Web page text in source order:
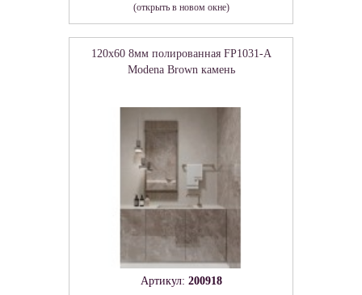
(открыть в новом окне)
120x60 8мм полированная FP1031-A
Modena Brown камень
Артикул: 200918